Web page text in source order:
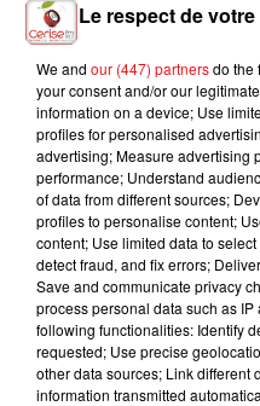
Ajouter à votre calendrier
Date
du27
au 28
Tarif Gratuit
Le respect de
We and our (447) partnersdo the
your consent and/or our
information on a device; Use
profiles for personalised
advertising; Measure advertising
performance; Understand
of data from different sources;
profiles to personalise content;
content; Use limited data to
detect fraud, and fix errors;
Save and communicate privacy
process personal data such as
following functionalities: Identify
requested; Use precise
other data sources; Link different
information transmitted